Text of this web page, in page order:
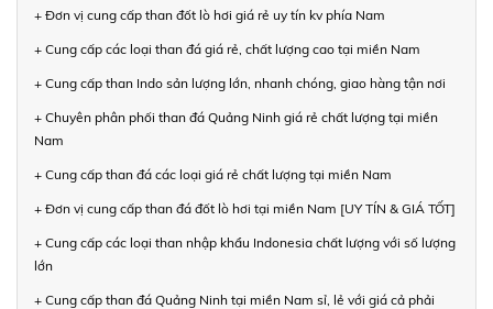
+ Đơn vị cung cấp than đốt lò hơi giá rẻ uy tín kv phía Nam
+ Cung cấp các loại than đá giá rẻ, chất lượng cao tại miền Nam
+ Cung cấp than Indo sản lượng lớn, nhanh chóng, giao hàng tận nơi
+ Chuyên phân phối than đá Quảng Ninh giá rẻ chất lượng tại miền
Nam
+ Cung cấp than đá các loại giá rẻ chất lượng tại miền Nam
+ Đơn vị cung cấp than đá đốt lò hơi tại miền Nam [UY TÍN & GIÁ TỐT]
+ Cung cấp các loại than nhập khẩu Indonesia chất lượng với số lượng
lớn
+ Cung cấp than đá Quảng Ninh tại miền Nam sỉ, lẻ với giá cả phải